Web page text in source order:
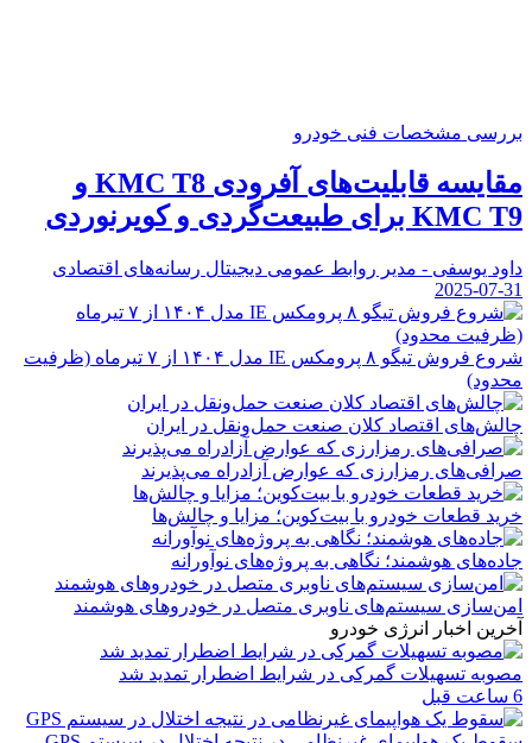
بررسی مشخصات فنی خودرو
مقایسه قابلیت‌های آفرودی KMC T8 و
KMC T9 برای طبیعت‌گردی و کویرنوردی
داود یوسفی - مدیر روابط عمومی دیجیتال رسانه‌های اقتصادی
2025-07-31
شروع فروش تیگو ۸ پرومکس IE مدل ۱۴۰۴ از ۷ تیرماه (ظرفیت
محدود)
چالش‌های اقتصاد کلان صنعت حمل‌ونقل در ایران
صرافی‌های رمزارزی که عوارض آزادراه می‌پذیرند
خرید قطعات خودرو با بیت‌کوین؛ مزایا و چالش‌ها
جاده‌های هوشمند؛ نگاهی به پروژه‌های نوآورانه
امن‌سازی سیستم‌های ناوبری متصل در خودروهای هوشمند
آخرین اخبار انرژی خودرو
مصوبه تسهیلات گمرکی در شرایط اضطرار تمدید شد
6 ساعت قبل